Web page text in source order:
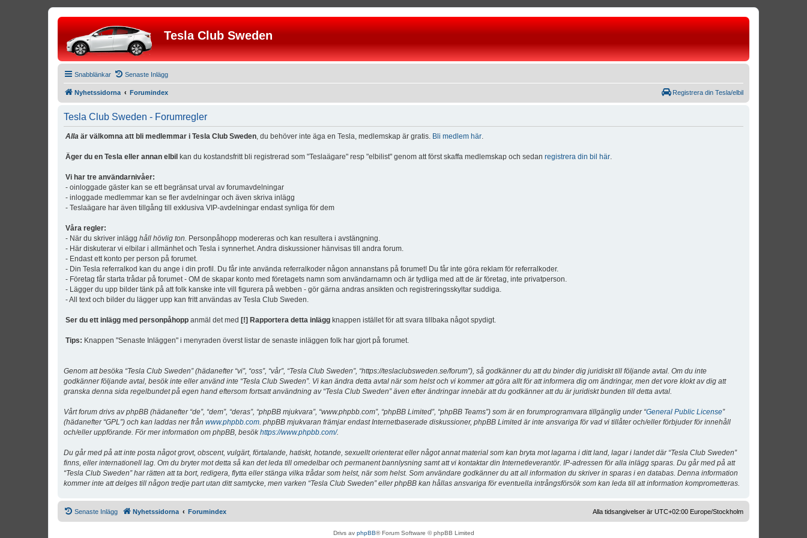
Tesla Club Sweden
Snabblänkar Senaste Inlägg
Nyhetssidorna Forumindex Registrera din Tesla/elbil
Tesla Club Sweden - Forumregler
Alla är välkomna att bli medlemmar i Tesla Club Sweden, du behöver inte äga en Tesla, medlemskap är gratis. Bli medlem här.
Äger du en Tesla eller annan elbil kan du kostandsfritt bli registrerad som "Teslaägare" resp "elbilist" genom att först skaffa medlemskap och sedan registrera din bil här.
Vi har tre användarnivåer:
- oinloggade gäster kan se ett begränsat urval av forumavdelningar
- inloggade medlemmar kan se fler avdelningar och även skriva inlägg
- Teslaägare har även tillgång till exklusiva VIP-avdelningar endast synliga för dem
Våra regler:
- När du skriver inlägg håll hövlig ton. Personpåhopp modereras och kan resultera i avstängning.
- Här diskuterar vi elbilar i allmänhet och Tesla i synnerhet. Andra diskussioner hänvisas till andra forum.
- Endast ett konto per person på forumet.
- Din Tesla referralkod kan du ange i din profil. Du får inte använda referralkoder någon annanstans på forumet! Du får inte göra reklam för referralkoder.
- Företag får starta trådar på forumet - OM de skapar konto med företagets namn som användarnamn och är tydliga med att de är företag, inte privatperson.
- Lägger du upp bilder tänk på att folk kanske inte vill figurera på webben - gör gärna andras ansikten och registreringsskyltar suddiga.
- All text och bilder du lägger upp kan fritt användas av Tesla Club Sweden.
Ser du ett inlägg med personpåhopp anmäl det med [!] Rapportera detta inlägg knappen istället för att svara tillbaka något spydigt.
Tips: Knappen "Senaste Inläggen" i menyraden överst listar de senaste inläggen folk har gjort på forumet.
Genom att besöka “Tesla Club Sweden” (hädanefter “vi”, “oss”, “vår”, “Tesla Club Sweden”, “https://teslaclubsweden.se/forum”), så godkänner du att du binder dig juridiskt till följande avtal. Om du inte
godkänner följande avtal, besök inte eller använd inte “Tesla Club Sweden”. Vi kan ändra detta avtal när som helst och vi kommer att göra allt för att informera dig om ändringar, men det vore klokt av dig att
granska denna sida regelbundet på egen hand eftersom fortsatt användning av “Tesla Club Sweden” även efter ändringar innebär att du godkänner att du är juridiskt bunden till detta avtal.
Vårt forum drivs av phpBB (hädanefter “de”, “dem”, “deras”, “phpBB mjukvara”, “www.phpbb.com”, “phpBB Limited”, “phpBB Teams”) som är en forumprogramvara tillgänglig under “General Public License”
(hädanefter “GPL”) och kan laddas ner från www.phpbb.com. phpBB mjukvaran främjar endast Internetbaserade diskussioner, phpBB Limited är inte ansvariga för vad vi tillåter och/eller förbjuder för innehåll
och/eller uppförande. För mer information om phpBB, besökhttps://www.phpbb.com/.
Du går med på att inte posta något grovt, obscent, vulgärt, förtalande, hatiskt, hotande, sexuellt orienterat eller något annat material som kan bryta mot lagarna i ditt land, lagar i landet där “Tesla Club Sweden”
finns, eller internationell lag. Om du bryter mot detta så kan det leda till omedelbar och permanent bannlysning samt att vi kontaktar din Internetleverantör. IP-adressen för alla inlägg sparas. Du går med på att
“Tesla Club Sweden” har rätten att ta bort, redigera, flytta eller stänga vilka trådar som helst, när som helst. Som användare godkänner du att all information du skriver in sparas i en databas. Denna information
kommer inte att delges till någon tredje part utan ditt samtycke, men varken “Tesla Club Sweden” eller phpBB kan hållas ansvariga för eventuella intrångsförsök som kan leda till att information komprometteras.
Senaste Inlägg Nyhetssidorna Forumindex Alla tidsangivelser är UTC+02:00 Europe/Stockholm
Drivs av phpBB® Forum Software © phpBB Limited